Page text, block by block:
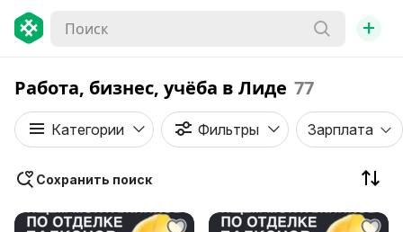
+
Работа, бизнес, учёба в Лиде 77
Категории Фильтры Зарплата
Сохранить поиск